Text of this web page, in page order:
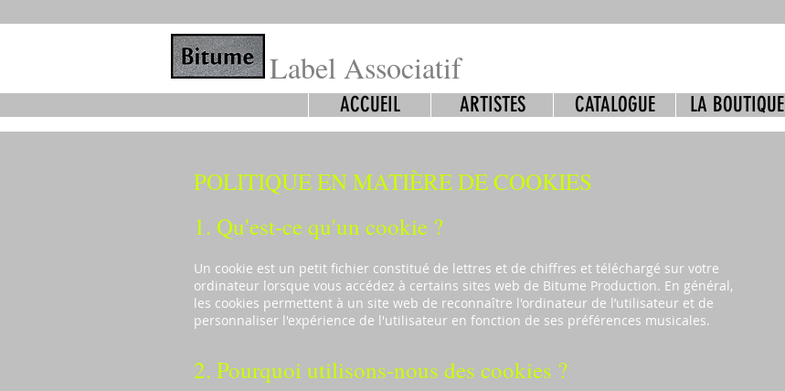
Label Associatif
ACCUEIL ARTISTES CATALOGUE LA BOUTIQUE
POLITIQUE EN MATIÈRE DE COOKIES
1. Qu'est-ce qu'un cookie ?
Un cookie est un petit fichier constitué de lettres et de chiffres et téléchargé sur votre
ordinateur lorsque vous accédez à certains sites web de Bitume Production. En général,
les cookies permettent à un site web de reconnaître l'ordinateur de l’utilisateur et de
personnaliser l'expérience de l'utilisateur en fonction de ses préférences musicales.
2. Pourquoi utilisons-nous des cookies ?